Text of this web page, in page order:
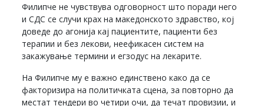
Филипче не чувствува одговорност што поради него
и СДС се случи крах на македонското здравство, кој
доведе до агонија кај пациентите, пациенти без
терапии и без лекови, неефикасен систем на
закажување термини и егзодус на лекарите.
На Филипче му е важно единствено како да се
факторизира на политичката сцена, за повторно да
местат тендери во четири очи, да течат провизии, и